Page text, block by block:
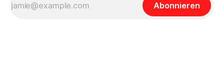
Abonnieren